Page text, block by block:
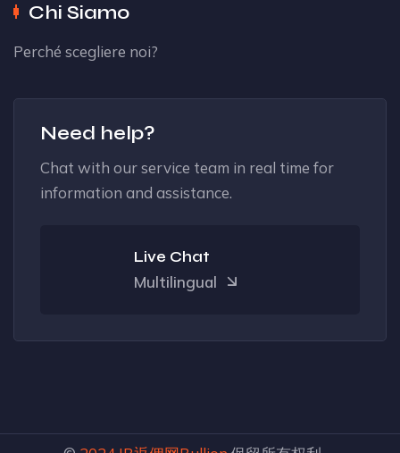
Chi Siamo
Perché scegliere noi?
Need help?
Chat with our service team in real time for
information and assistance.
Live Chat
Multilingual